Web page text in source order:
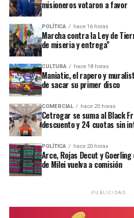
considerar que la mujer pudo haber
a su hija en forma deliberada.
“Una nena encerrada
misioneros votaron a favor
POLÍTICA hace 16 horas
Marcha contra la Ley de
de miseria y entrega”
CULTURA hace 18 horas
Maniatic, el rapero y
de sacar su primer disco
COMERCIAL hace 20 horas
Cetrogar se suma al Black
descuento y 24 cuotas sin
POLÍTICA hace 20 horas
Arce, Rojas Decut y
de Milei vuelva a comisión
PUBLICIDAD